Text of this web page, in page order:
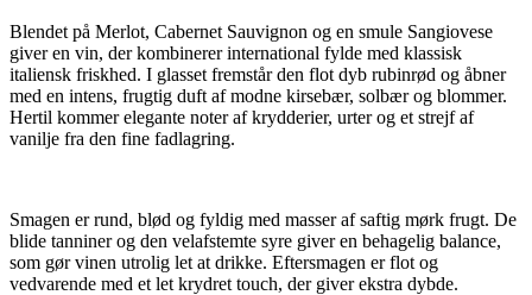
Blendet på Merlot, Cabernet Sauvignon og en smule Sangiovese
giver en vin, der kombinerer international fylde med klassisk
italiensk friskhed. I glasset fremstår den flot dyb rubinrød og åbner
med en intens, frugtig duft af modne kirsebær, solbær og blommer.
Hertil kommer elegante noter af krydderier, urter og et strejf af
vanilje fra den fine fadlagring.
Smagen er rund, blød og fyldig med masser af saftig mørk frugt. De
blide tanniner og den velafstemte syre giver en behagelig balance,
som gør vinen utrolig let at drikke. Eftersmagen er flot og
vedvarende med et let krydret touch, der giver ekstra dybde.